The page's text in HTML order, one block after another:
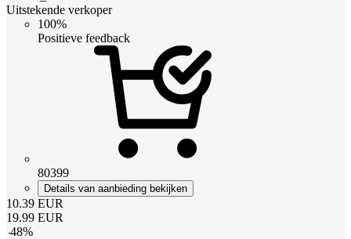
Uitstekende verkoper
100%
Positieve feedback
80399
Details van aanbieding bekijken
10.39 EUR
19.99 EUR
-48%